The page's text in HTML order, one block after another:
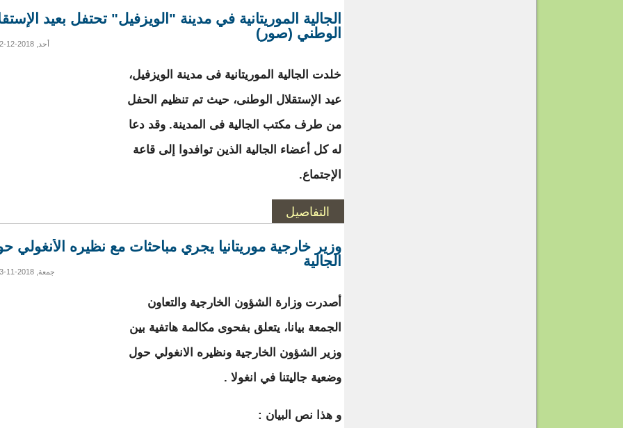
الجالية الموريتانية في مدينة "الويزفيل" تحتفل بعيد
الوطني (صور)
أحد, 2018-12-02 07:31
خلدت الجالية الموريتانية فى مدينة الويزفيل،
عيد الإستقلال الوطنى، حيث تم تنظيم الحفل
من طرف مكتب الجالية فى المدينة. وقد دعا
له كل أعضاء الجالية الذين توافدوا إلى قاعة
الإجتماع.
التفاصيل
وزير خارجية موريتانيا يجري مباحثات مع نظيره الأنغولي
الجالية
جمعة, 2018-11-23 13:08
أصدرت وزارة الشؤون الخارجية والتعاون
الجمعة بيانا، يتعلق بفحوى مكالمة هاتفية بين
وزير الشؤون الخارجية ونظيره الانغولي حول
وضعية جاليتنا في انغولا .
و هذا نص البيان :